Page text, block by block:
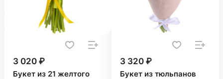
3 020 ₽
Букет из 21 желтого
3 320 ₽
Букет из тюльпанов